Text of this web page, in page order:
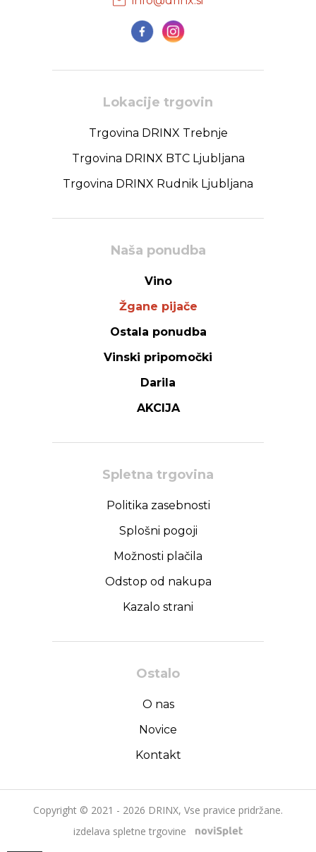
Lokacije trgovin
Trgovina DRINX Trebnje
Trgovina DRINX BTC Ljubljana
Trgovina DRINX Rudnik Ljubljana
Naša ponudba
Vino
Žgane pijače
Ostala ponudba
Vinski pripomočki
Darila
AKCIJA
Spletna trgovina
Politika zasebnosti
Splošni pogoji
Možnosti plačila
Odstop od nakupa
Kazalo strani
Ostalo
O nas
Novice
Kontakt
Copyright © 2021 - 2026 DRINX, Vse pravice pridržane.
izdelava spletne trgovine